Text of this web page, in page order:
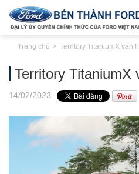
Trang chủ Territory TitaniumX van
Territory TitaniumX
14/02/2023